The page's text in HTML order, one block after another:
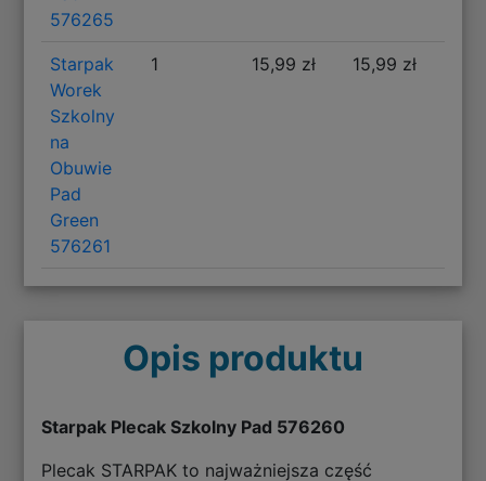
576265
Starpak
Worek
Szkolny
na
Obuwie
Pad
Green
576261
1 15,99 zł 15,99 zł
Opis produktu
Starpak Plecak Szkolny Pad 576260
Plecak STARPAK to najważniejsza część